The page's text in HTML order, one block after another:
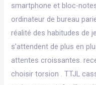
smartphone et bloc-
ordinateur de bureau
réalité des habitudes de
s’attendent de plus en
attentes croissantes.
choisir torsion . TTJL